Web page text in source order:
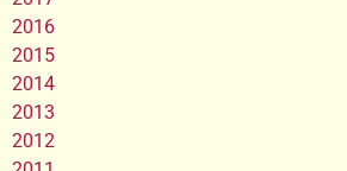
2016
2015
2014
2013
2012